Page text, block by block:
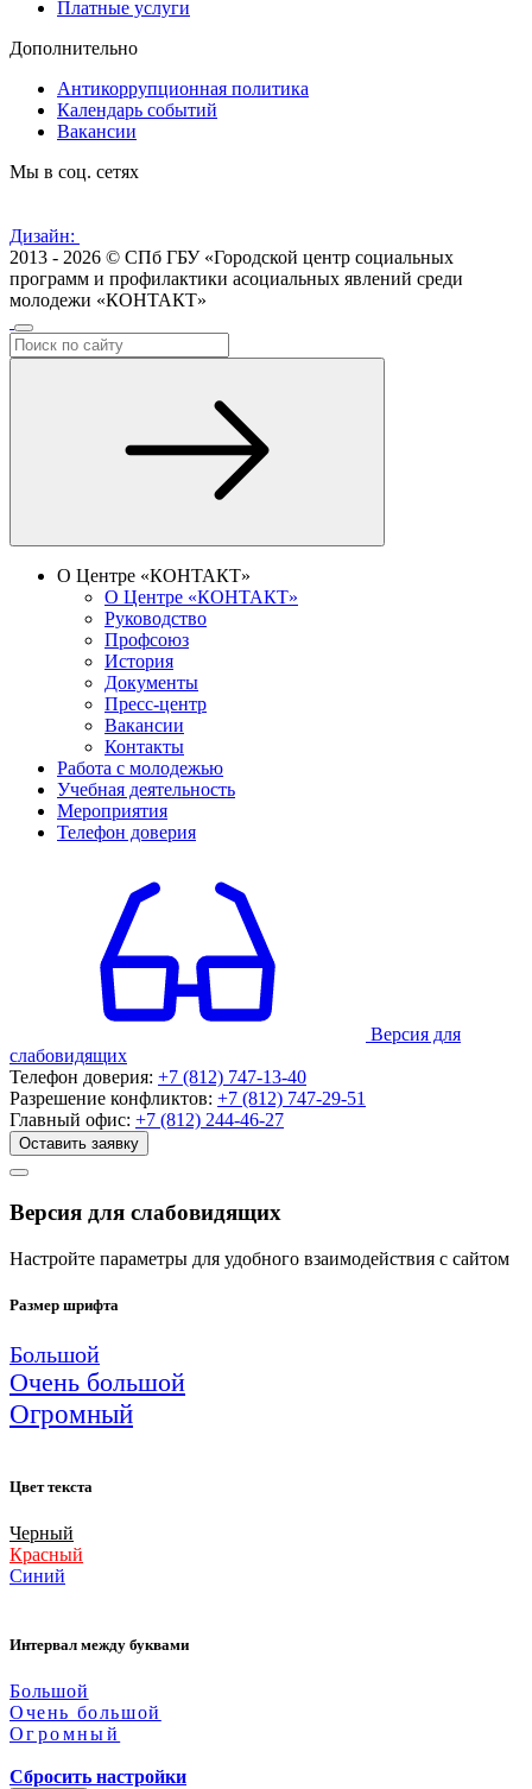
Платные услуги
Дополнительно
Антикоррупционная политика
Календарь событий
Вакансии
Мы в соц. сетях
Дизайн:
2013 - 2026 © СПб ГБУ «Городской центр социальных
программ и профилактики асоциальных явлений среди
молодежи «КОНТАКТ»
О Центре «КОНТАКТ»
О Центре «КОНТАКТ»
Руководство
Профсоюз
История
Документы
Пресс-центр
Вакансии
Контакты
Работа с молодежью
Учебная деятельность
Мероприятия
Телефон доверия
Версия для
слабовидящих
Телефон доверия: +7 (812) 747-13-40
Разрешение конфликтов: +7 (812) 747-29-51
Главный офис: +7 (812) 244-46-27
Оставить заявку
Версия для слабовидящих
Настройте параметры для удобного взаимодействия с сайтом
Размер шрифта
Большой
Очень большой
Огромный
Цвет текста
Черный
Красный
Синий
Интервал между буквами
Большой
Очень большой
Огромный
Сбросить настройки